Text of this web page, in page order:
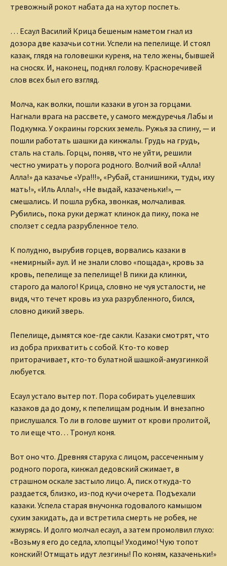
тревожный рокот набата да на хутор поспеть.
… Есаул Василий Крица бешеным наметом гнал из
дозора две казачьи сотни. Успели на пепелище. И стоял
казак, глядя на головешки куреня, на тело жены, бывшей
на сносях. И, наконец, поднял голову. Красноречивей
слов всех был его взгляд.
Молча, как волки, пошли казаки в угон за горцами.
Нагнали врага на рассвете, у самого междуречья Лабы и
Подкумка. У окраины горских земель. Ружья за спину, — и
пошли работать шашки да кинжалы. Грудь на грудь,
сталь на сталь. Горцы, поняв, что не уйти, решили
честно умирать у порога родного. Волчий вой «Алла!
Алла!» да казачье «Ура!!!», «Рубай, станишники, туды, иху
мать!», «Иль Алла!», «Не выдай, казаченьки!», —
смешались. И пошла рубка, звонкая, молчаливая.
Рубились, пока руки держат клинок да пику, пока не
сползет с седла разрубленное тело.
К полудню, вырубив горцев, ворвались казаки в
«немирный» аул. И не знали слово «пощада», кровь за
кровь, пепелище за пепелище! В пики да клинки,
старого да малого! Крица, словно не чуя усталости, не
видя, что течет кровь из уха разрубленного, бился,
словно дикий зверь.
Пепелище, дымятся кое-где сакли. Казаки смотрят, что
из добра прихватить с собой. Кто-то ковер
приторачивает, кто-то булатной шашкой-амузгинкой
любуется.
Есаул устало вытер пот. Пора собирать уцелевших
казаков да до дому, к пепелищам родным. И внезапно
прислушался. То ли в голове шумит от крови пролитой,
то ли еще что… Тронул коня.
Вот оно что. Древняя старуха с лицом, рассеченным у
родного порога, кинжал дедовский сжимает, в
страшном оскале застыло лицо. А, писк откуда-то
раздается, близко, из-под кучи очерета. Подъехали
казаки. Успела старая внучонка годовалого камышом
сухим закидать, да и встретила смерть не робея, не
жмурясь. И долго молчал есаул, а затем промолвил глухо:
«Возьму я его до седла, хлопцы! Уходимо! Чую топот
конский! Отмщать идут лезгины! По коням, казаченьки!»